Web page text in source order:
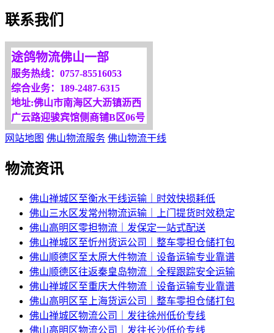
欢迎您光临！
我们将竭诚为你服务！
联系我们
途鸽物流佛山一部
服务热线：0757-85516053
综合业务：189-2487-6315
地址:佛山市南海区大沥镇沥西
广云路迎骏宾馆侧商铺B区06号
网站地图 佛山物流服务 佛山物流干线
物流资讯
佛山禅城区至衡水干线运输｜时效快损耗低
佛山三水区发常州物流运输｜上门提货时效稳定
佛山高明区零担物流｜发保定一站式配送
佛山禅城区至忻州货运公司｜整车零担仓储打包
佛山顺德区至太原大件物流｜设备运输专业靠谱
佛山顺德区往返秦皇岛物流｜全程跟踪安全运输
佛山禅城区至重庆大件物流｜设备运输专业靠谱
佛山高明区至上海货运公司｜整车零担仓储打包
佛山禅城区物流公司｜发往徐州低价专线
佛山高明区物流公司｜发往长沙低价专线